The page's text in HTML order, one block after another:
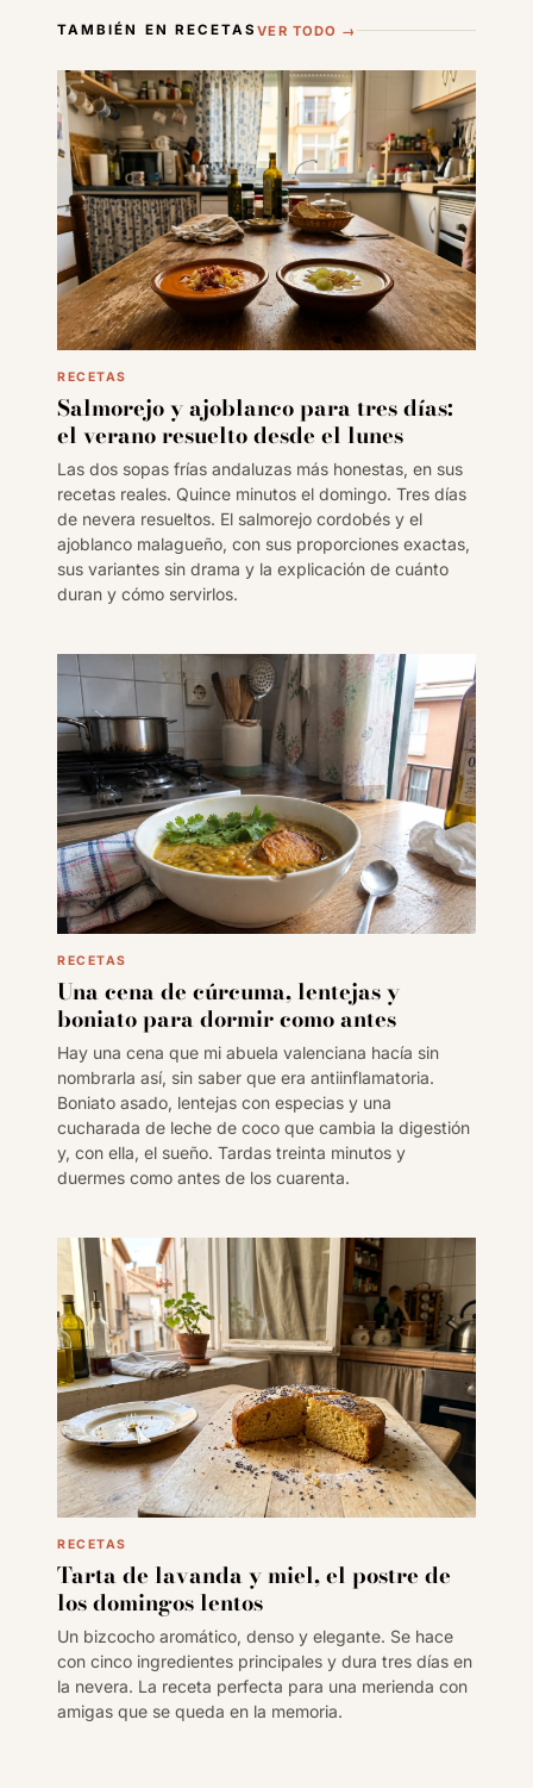
TAMBIÉN EN RECETASVER TODO →
RECETAS
Salmorejo y ajoblanco para tres días:
el verano resuelto desde el lunes
Las dos sopas frías andaluzas más honestas, en sus
recetas reales. Quince minutos el domingo. Tres días
de nevera resueltos. El salmorejo cordobés y el
ajoblanco malagueño, con sus proporciones exactas,
sus variantes sin drama y la explicación de cuánto
duran y cómo servirlos.
RECETAS
Una cena de cúrcuma, lentejas y
boniato para dormir como antes
Hay una cena que mi abuela valenciana hacía sin
nombrarla así, sin saber que era antiinflamatoria.
Boniato asado, lentejas con especias y una
cucharada de leche de coco que cambia la digestión
y, con ella, el sueño. Tardas treinta minutos y
duermes como antes de los cuarenta.
RECETAS
Tarta de lavanda y miel, el postre de
los domingos lentos
Un bizcocho aromático, denso y elegante. Se hace
con cinco ingredientes principales y dura tres días en
la nevera. La receta perfecta para una merienda con
amigas que se queda en la memoria.